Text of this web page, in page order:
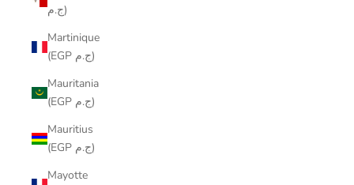
ج.م)
Martinique
(EGP ج.م)
Mauritania
(EGP ج.م)
Mauritius
(EGP ج.م)
Mayotte